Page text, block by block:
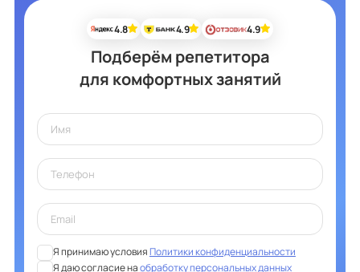
4.8 4.9 4.9
Подберём репетитора
для комфортных занятий
Я принимаю условияПолитики конфиденциальности
Я даю согласие наобработку персональных данных